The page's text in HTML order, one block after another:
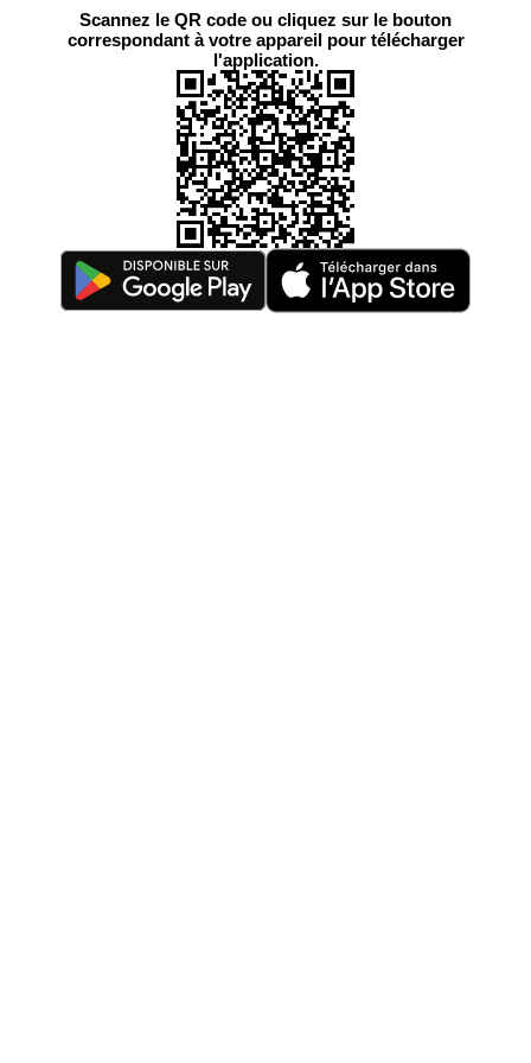
Scannez le QR code ou cliquez sur le bouton
correspondant à votre appareil pour télécharger
l'application.